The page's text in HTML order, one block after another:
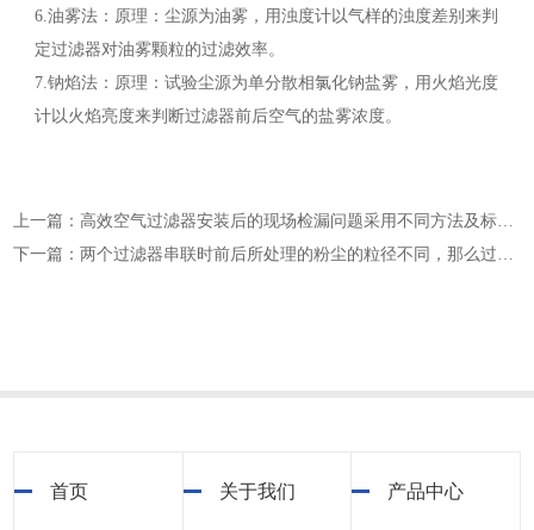
6.油雾法：原理：尘源为油雾，用浊度计以气样的浊度差别来判
定过滤器对油雾颗粒的过滤效率。
7.钠焰法：原理：试验尘源为单分散相氯化钠盐雾，用火焰光度
计以火焰亮度来判断过滤器前后空气的盐雾浓度。
上一篇：高效空气过滤器安装后的现场检漏问题采用不同方法及标准进行现场检漏的方案及注意事项
下一篇：两个过滤器串联时前后所处理的粉尘的粒径不同，那么过滤效率有哪些不一样呢？
首页 关于我们 产品中心